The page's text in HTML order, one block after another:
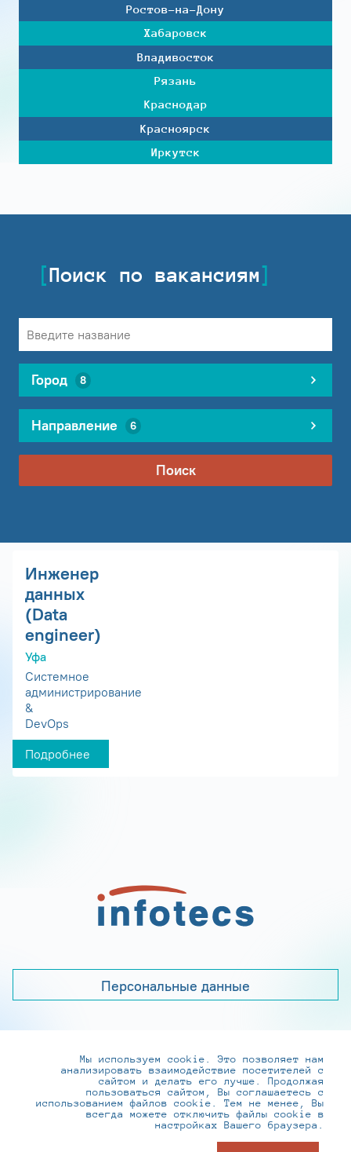
Ростов-на-Дону
Хабаровск
Владивосток
Рязань
Краснодар
Красноярск
Иркутск
Поиск по вакансиям
Город 8
Направление 6
Поиск
Инженер
данных
(Data
engineer)
Уфа
Системное
администрирование
&
DevOps
Подробнее
Персональные данные
+7 (495) 737-6192, 8-800-250-0-260
practice@infotecs.ru,hr@infotecs.ru
127273, г. Москва, Отрадная ул., 2Б строение 1
Мы используем cookie. Это позволяет нам
анализировать взаимодействие посетителей с
сайтом и делать его лучше. Продолжая
пользоваться сайтом, Вы соглашаетесь с
использованием файлов cookie. Тем не менее, Вы
всегда можете отключить файлы cookie в
настройках Вашего браузера.